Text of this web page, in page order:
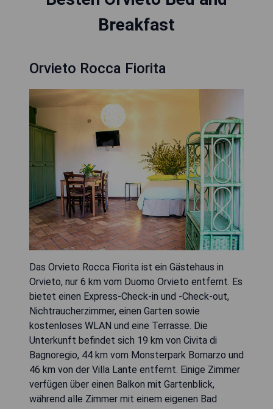
Breakfast
Orvieto Rocca Fiorita
Das Orvieto Rocca Fiorita ist ein Gästehaus in
Orvieto, nur 6 km vom Duomo Orvieto entfernt. Es
bietet einen Express-Check-in und -Check-out,
Nichtraucherzimmer, einen Garten sowie
kostenloses WLAN und eine Terrasse. Die
Unterkunft befindet sich 19 km von Civita di
Bagnoregio, 44 km vom Monsterpark Bomarzo und
46 km von der Villa Lante entfernt. Einige Zimmer
verfügen über einen Balkon mit Gartenblick,
während alle Zimmer mit einem eigenen Bad